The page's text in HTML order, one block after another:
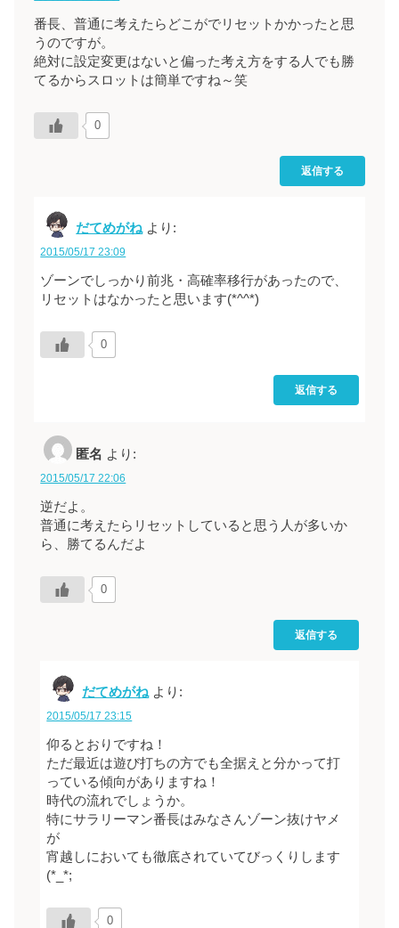
番長、普通に考えたらどこがでリセットかかったと思
うのですが。
絶対に設定変更はないと偏った考え方をする人でも勝
てるからスロットは簡単ですね～笑
0
返信する
だてめがね より:
2015/05/17 23:09
ゾーンでしっかり前兆・高確率移行があったので、
リセットはなかったと思います(*^^*)
0
返信する
匿名 より:
2015/05/17 22:06
逆だよ。
普通に考えたらリセットしていると思う人が多いか
ら、勝てるんだよ
0
返信する
だてめがね より:
2015/05/17 23:15
仰るとおりですね！
ただ最近は遊び打ちの方でも全据えと分かって打
っている傾向がありますね！
時代の流れでしょうか。
特にサラリーマン番長はみなさんゾーン抜けヤメ
が
宵越しにおいても徹底されていてびっくりします
(*_*;
0